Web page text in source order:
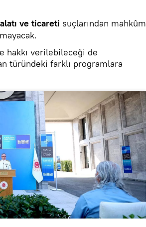
ve ticareti suçlarından mahkûm
hakkı verilebileceği de
türündeki farklı programlara